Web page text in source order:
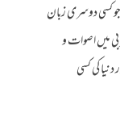
کسی دوسری زبان
میں اصوات و
کی کسی